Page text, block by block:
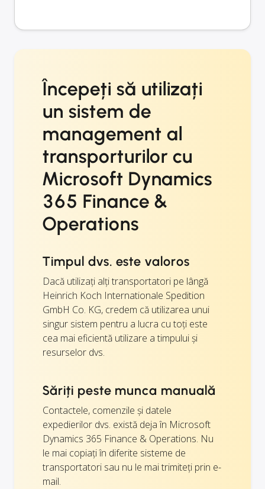
Începeți să utilizați
un sistem de
management al
transporturilor cu
Microsoft Dynamics
365 Finance &
Operations
Timpul dvs. este valoros
Dacă utilizați alți transportatori pe lângă
Heinrich Koch Internationale Spedition
GmbH Co. KG, credem că utilizarea unui
singur sistem pentru a lucra cu toți este
cea mai eficientă utilizare a timpului și
resurselor dvs.
Săriți peste munca manuală
Contactele, comenzile și datele
expedierilor dvs. există deja în Microsoft
Dynamics 365 Finance & Operations. Nu
le mai copiați în diferite sisteme de
transportatori sau nu le mai trimiteți prin e-
mail.